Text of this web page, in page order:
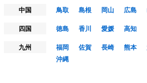
中国
鳥取 島根 岡山 広島
四国
徳島 香川 愛媛
高知
九州
福岡 佐賀 長崎 熊本
沖縄